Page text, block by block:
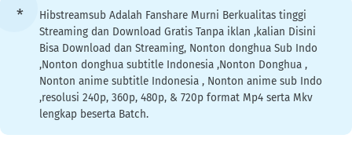
Hibstreamsub Adalah Fanshare Murni Berkualitas tinggi
Streaming dan Download Gratis Tanpa iklan ,kalian Disini
Bisa Download dan Streaming, Nonton donghua Sub Indo
,Nonton donghua subtitle Indonesia ,Nonton Donghua ,
Nonton anime subtitle Indonesia , Nonton anime sub Indo
,resolusi 240p, 360p, 480p, & 720p format Mp4 serta Mkv
lengkap beserta Batch.